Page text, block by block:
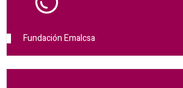
Fundación Emalcsa